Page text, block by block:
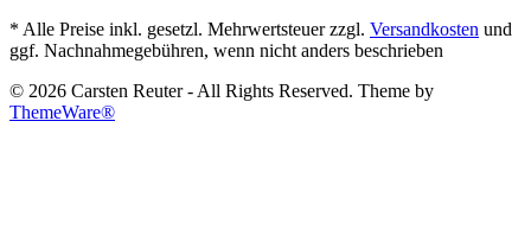
* Alle Preise inkl. gesetzl. Mehrwertsteuer zzgl. Versandkosten und
ggf. Nachnahmegebühren, wenn nicht anders beschrieben
© 2026 Carsten Reuter - All Rights Reserved. Theme by
ThemeWare®